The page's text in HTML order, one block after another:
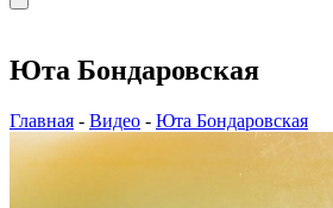
Юта Бондаровская
Главная - Видео - Юта Бондаровская